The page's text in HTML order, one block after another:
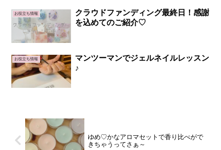
お役立ち情報
クラウドファンディング最終日！感謝
を込めてのご紹介♡
お役立ち情報
マンツーマンでジェルネイルレッスン
♪
ゆめ♡かなアロマセットで香り比べがで
きちゃうってさぁ～